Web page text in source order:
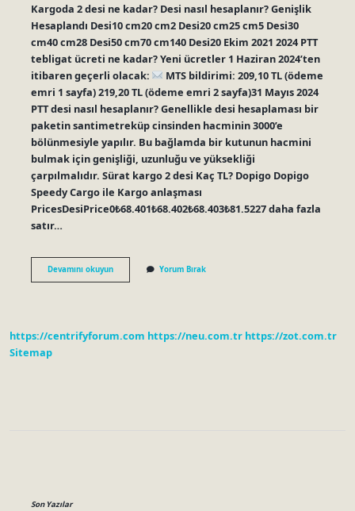
Kargoda 2 desi ne kadar? Desi nasıl hesaplanır? Genişlik
Hesaplandı Desi10 cm20 cm2 Desi20 cm25 cm5 Desi30
cm40 cm28 Desi50 cm70 cm140 Desi20 Ekim 2021 2024 PTT
tebligat ücreti ne kadar? Yeni ücretler 1 Haziran 2024’ten
itibaren geçerli olacak:
MTS bildirimi: 209,10 TL (ödeme
emri 1 sayfa) 219,20 TL (ödeme emri 2 sayfa)31 Mayıs 2024
PTT desi nasıl hesaplanır? Genellikle desi hesaplaması bir
paketin santimetreküp cinsinden hacminin 3000’e
bölünmesiyle yapılır. Bu bağlamda bir kutunun hacmini
bulmak için genişliği, uzunluğu ve yüksekliği
çarpılmalıdır. Sürat kargo 2 desi Kaç TL? Dopigo Dopigo
Speedy Cargo ile Kargo anlaşması
PricesDesiPrice0₺68.401₺68.402₺68.403₺81.5227 daha fazla
satır…
Devamını okuyunPtt
3
Yorum Bırak
https://centrifyforum.com https://neu.com.tr https://zot.com.tr
Sitemap
Son Yazılar